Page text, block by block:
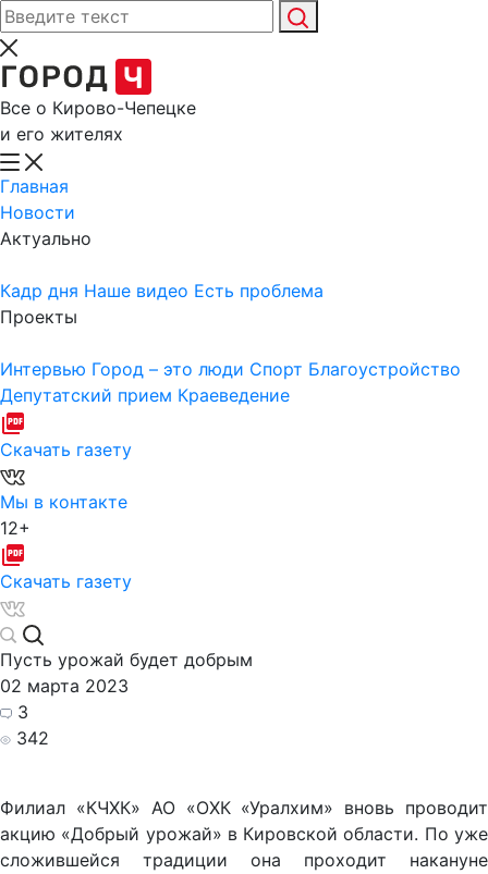
Все о Кирово-Чепецке
и его жителях
Главная
Новости
Актуально
Кадр дня Наше видео Есть проблема
Проекты
Интервью Город – это люди Спорт Благоустройство
Депутатский прием Краеведение
Скачать газету
Мы в контакте
12+
Скачать газету
Пусть урожай будет добрым
02 марта 2023
3
342
Филиал «КЧХК» АО «ОХК «Уралхим» вновь проводит
акцию «Добрый урожай» в Кировской области. По уже
сложившейся традиции она проходит накануне